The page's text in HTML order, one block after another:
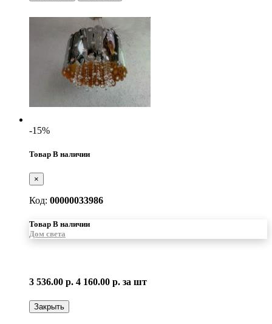
-15%
Товар В наличии
×
Код: 00000033986
Товар В наличии
Дом света
3 536.00 р. 4 160.00 р. за шт
Закрыть